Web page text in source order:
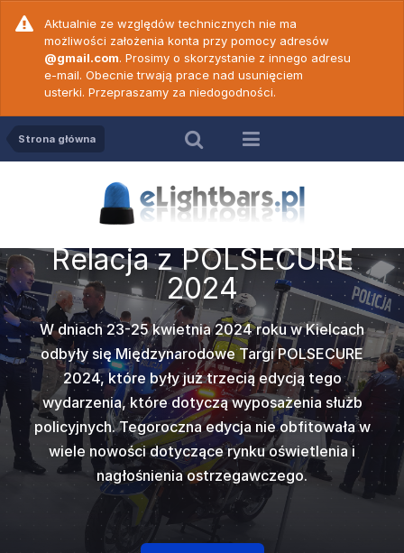
Aktualnie ze względów technicznych nie ma
możliwości założenia konta przy pomocy adresów
@gmail.com. Prosimy o skorzystanie z innego adresu
e-mail. Obecnie trwają prace nad usunięciem
usterki. Przepraszamy za niedogodności.
Strona główna
18 -
N ver
jednym z
dźwięków
N ver Eod
19 -
do
prawidłową
się na
Code 3
w
europejski...
Relacja z POLSECURE
2024
W dniach 23-25 kwietnia 2024 roku w Kielcach
odbyły się Międzynarodowe Targi POLSECURE
2024, które były już trzecią edycją tego
wydarzenia, które dotyczą wyposażenia służb
policyjnych. Tegoroczna edycja nie obfitowała w
wiele nowości dotyczące rynku oświetlenia i
nagłośnienia ostrzegawczego.
Na terenie
których można
takich jak
(Transmed),
czołowych
Vitronic, która
czujniki
ZE
Popularna
2000marki
wersji
może być
gazowego,
innych w
PW
Nadszedł
Wam
Po